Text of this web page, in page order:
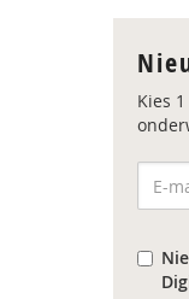
Kies